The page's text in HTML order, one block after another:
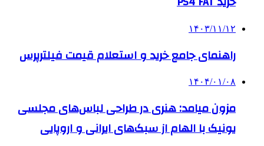
۱۴۰۳/۱۱/۱۲
راهنمای جامع خرید و استعلام قیمت فیلترپرس
۱۴۰۴/۰۱/۰۸
مزون میامد: هنری در طراحی لباس‌های مجلسی
یونیک با الهام از سبک‌های ایرانی و اروپایی